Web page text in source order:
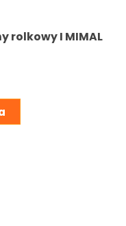
rolkowy I MIMAL